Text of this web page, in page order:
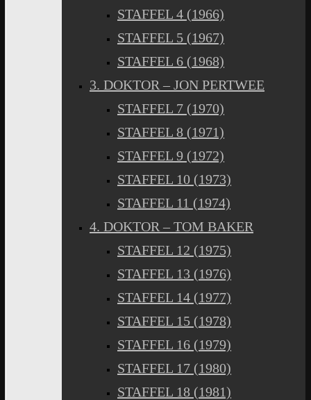
STAFFEL 4 (1966)
STAFFEL 5 (1967)
STAFFEL 6 (1968)
3. DOKTOR – JON PERTWEE
STAFFEL 7 (1970)
STAFFEL 8 (1971)
STAFFEL 9 (1972)
STAFFEL 10 (1973)
STAFFEL 11 (1974)
4. DOKTOR – TOM BAKER
STAFFEL 12 (1975)
STAFFEL 13 (1976)
STAFFEL 14 (1977)
STAFFEL 15 (1978)
STAFFEL 16 (1979)
STAFFEL 17 (1980)
STAFFEL 18 (1981)